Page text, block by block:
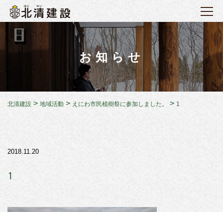
お知らせ
北清建設 > 地域活動 > えにわ市民植樹祭に参加しました。 > 1
2018.11.20
1